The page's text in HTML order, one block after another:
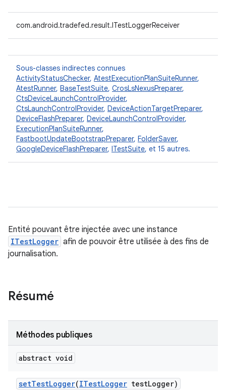
com.android.tradefed.result.ITestLoggerReceiver
Sous-classes indirectes connues
ActivityStatusChecker, AtestExecutionPlanSuiteRunner,
AtestRunner, BaseTestSuite, CrosLsNexusPreparer,
CtsDeviceLaunchControlProvider,
CtsLaunchControlProvider, DeviceActionTargetPreparer,
DeviceFlashPreparer, DeviceLaunchControlProvider,
ExecutionPlanSuiteRunner,
FastbootUpdateBootstrapPreparer, FolderSaver,
GoogleDeviceFlashPreparer, ITestSuite, et 15 autres.
Entité pouvant être injectée avec une instance
ITestLogger afin de pouvoir être utilisée à des fins de
journalisation.
Résumé
Méthodes publiques
abstract void
setTestLogger(ITestLogger testLogger)